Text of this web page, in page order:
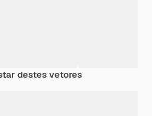
destes vetores